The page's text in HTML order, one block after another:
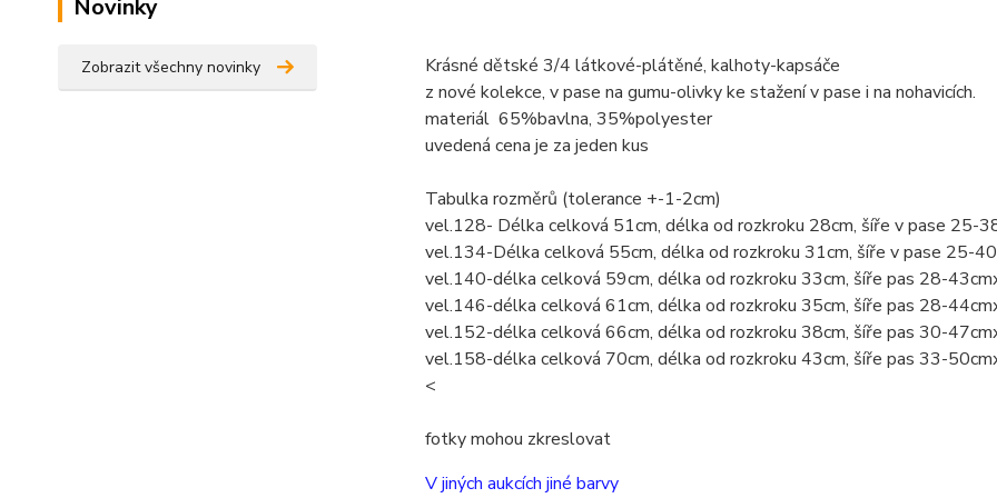
Novinky
Zobrazit všechny novinky
Krásné dětské 3/4 látkové-plátěné, kalhoty-kapsáče
z nové kolekce, v pase na gumu-olivky ke stažení v pase i na nohavicích.
materiál 65%bavlna, 35%polyester
uvedená cena je za jeden kus
Tabulka rozměrů (tolerance +-1-2cm)
vel.128- Délka celková 51cm, délka od rozkroku 28cm, šíře v pase 25-
vel.134-Délka celková 55cm, délka od rozkroku 31cm, šíře v pase 25-
vel.140-délka celková 59cm, délka od rozkroku 33cm, šíře pas 28-
vel.146-délka celková 61cm, délka od rozkroku 35cm, šíře pas 28-
vel.152-délka celková 66cm, délka od rozkroku 38cm, šíře pas 30-
vel.158-délka celková 70cm, délka od rozkroku 43cm, šíře pas 33-
<
fotky mohou zkreslovat
V jiných aukcích jiné barvy